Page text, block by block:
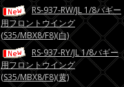
RS-937-RW/JL 1/8バギー
用フロントウイング
(S35/MBX8/F8)(白)
RS-937-RY/JL 1/8バギー
用フロントウイング
(S35/MBX8/F8)(黄)